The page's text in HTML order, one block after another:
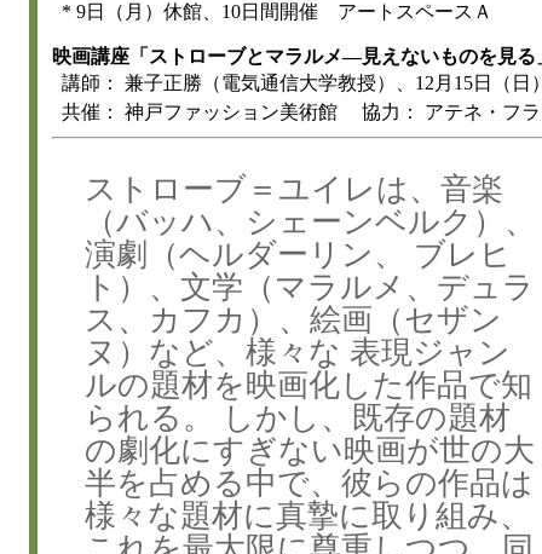
* 9日（月）休館、10日間開催 アートスペースＡ
映画講座「ストローブとマラルメ―見えないものを見る
講師： 兼子正勝（電気通信大学教授）、12月15日（日
共催： 神戸ファッション美術館 協力： アテネ・フ
ストローブ＝ユイレは、音楽
（バッハ、シェーンベルク）、
演劇（ヘルダーリン、 ブレヒ
ト）、文学（マラルメ、デュラ
ス、カフカ）、絵画（セザン
ヌ）など、様々な 表現ジャン
ルの題材を映画化した作品で知
られる。 しかし、既存の題材
の劇化にすぎない映画が世の大
半を占める中で、彼らの作品は
様々な題材に真摯に取り組み、